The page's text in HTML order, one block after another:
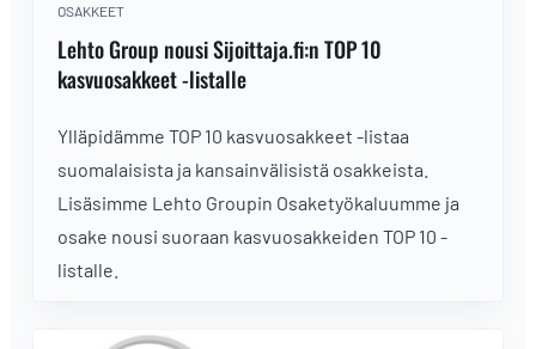
OSAKKEET
Lehto Group nousi Sijoittaja.fi:n TOP 10
kasvuosakkeet -listalle
Ylläpidämme TOP 10 kasvuosakkeet -listaa
suomalaisista ja kansainvälisistä osakkeista.
Lisäsimme Lehto Groupin Osaketyökaluumme ja
osake nousi suoraan kasvuosakkeiden TOP 10 -
listalle.